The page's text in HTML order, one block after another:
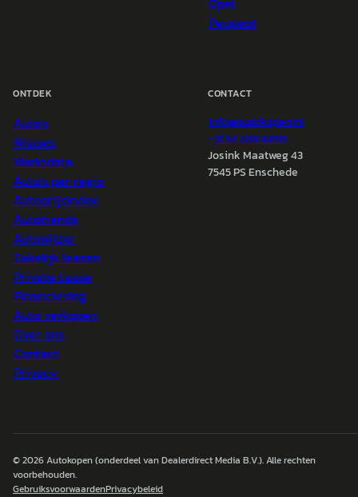
Peugeot
ONTDEK
Auto's
Nieuws
Marktdata
Auto's per regio
Autoprijsindex
Autotrends
Autowijzer
Zakelijk leasen
Private Lease
Financiering
Auto verkopen
Over ons
Contact
Privacy
CONTACT
info@autokopen.nl
+31 53 208 4490
Josink Maatweg 43
7545 PS Enschede
© 2026Autokopen(onderdeel van Dealerdirect Media B.V.). Alle rechten
voorbehouden.
GebruiksvoorwaardenPrivacybeleid